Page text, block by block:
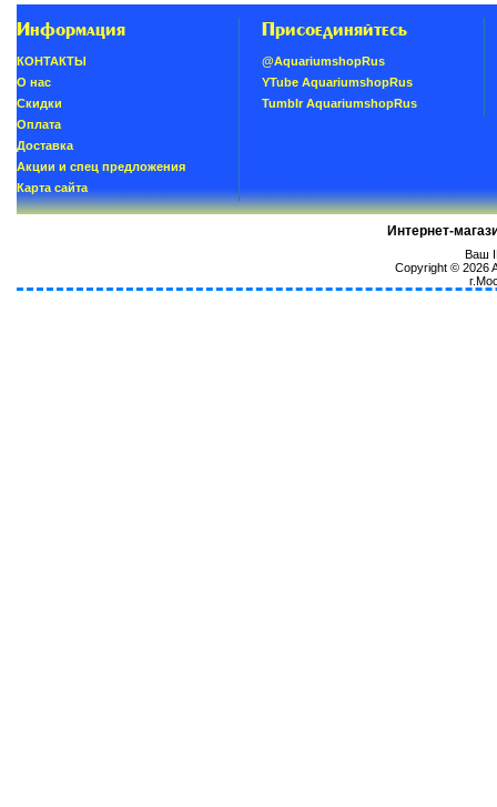
Информация
КОНТАКТЫ
О нас
Скидки
Oплатa
Доставка
Акции и спец предложения
Карта сайта
Присоединяйтесь
@AquariumshopRus
YTube AquariumshopRus
Tumblr AquariumshopRus
Интернет-
Ваш
Copyright © 2026